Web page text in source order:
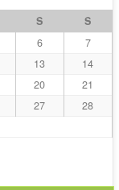
S
S
6
7
13
14
20
21
27
28